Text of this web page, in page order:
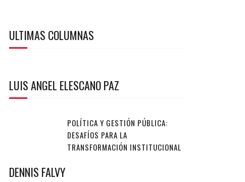
ULTIMAS COLUMNAS
LUIS ANGEL ELESCANO PAZ
POLÍTICA Y GESTIÓN PÚBLICA:
DESAFÍOS PARA LA
TRANSFORMACIÓN INSTITUCIONAL
DENNIS FALVY